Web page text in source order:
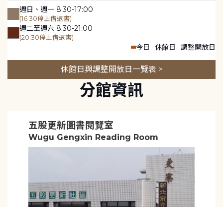
週日、週一 8:30-17:00
(16:30停止借還書)
週二至週六 8:30-21:00
(20:30停止借還書)
今日 休館日 調整開放日
休館日與調整開放日一覽表 >
分館資訊
五股更新圖書閱覽室
Wugu Gengxin Reading Room